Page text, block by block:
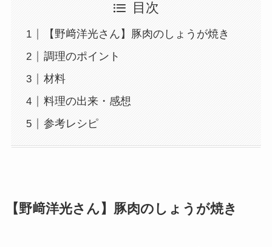
目次
【野﨑洋光さん】豚肉のしょうが焼き
調理のポイント
材料
料理の出来・感想
参考レシピ
【野﨑洋光さん】豚肉のしょうが焼き